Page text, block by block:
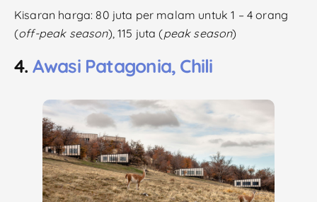
Kisaran harga: 80 juta per malam untuk 1 – 4 orang
(off-peak season), 115 juta (peak season)
4. Awasi Patagonia, Chili